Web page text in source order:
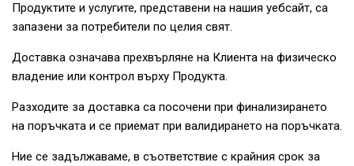
Продуктите и услугите, представени на нашия уебсайт, са
запазени за потребители по целия свят.
Доставка означава прехвърляне на Клиента на физическо
владение или контрол върху Продукта.
Разходите за доставка са посочени при финализирането
на поръчката и се приемат при валидирането на поръчката.
Ние се задължаваме, в съответствие с крайния срок за